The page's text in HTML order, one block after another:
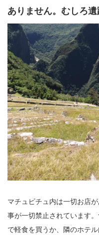
ありません。むしろ
マチュピチュ内は一切お店
事が一切禁止されています
で軽食を買うか、隣のホテ